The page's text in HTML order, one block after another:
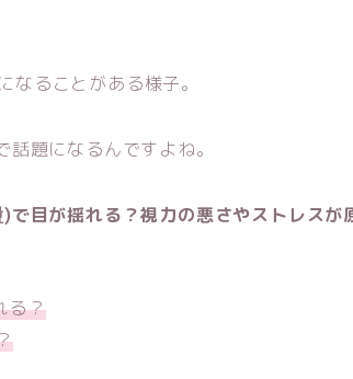
ることがある様子。
題になるんですよね。
で目が揺れる？視力の悪さやストレスが
る？